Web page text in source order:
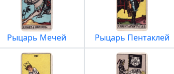
Рыцарь Мечей Рыцарь Пентаклей